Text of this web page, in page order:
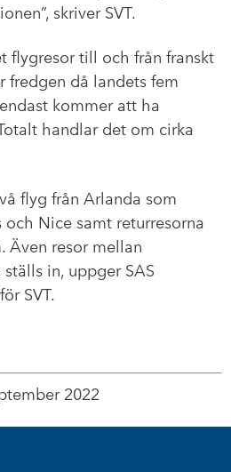
skriver SVT.
flygresor till och från franskt
fredgen då landets fem
kommer att ha
handlar det om cirka
flyg från Arlanda som
Nice samt returresorna
resor mellan
in, uppger SAS
SVT.
2022